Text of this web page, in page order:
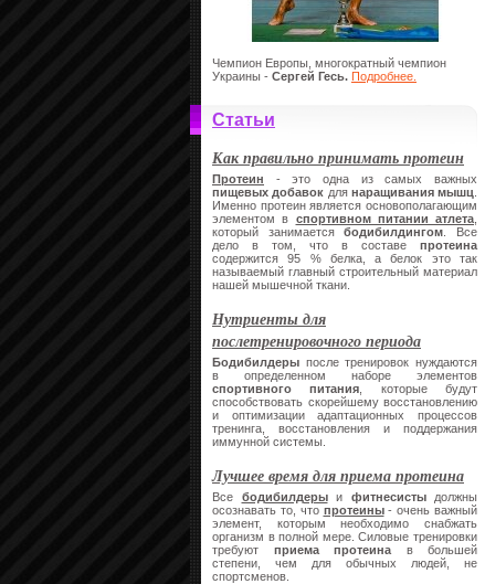
Чемпион Европы, многократный чемпион
Украины - Сергей Гесь. Подробнее.
Статьи
Как правильно принимать протеин
Протеин - это одна из самых важных
пищевых добавок для наращивания мышц
Именно протеин является основополагающим
элементом в спортивном питании атлета
который занимаетсябодибилдингом . Все
дело в том, что в составе протеина
содержится 95 % белка, а белок это так
называемый главный строительный материал
нашей мышечной ткани.
Нутриенты для
послетренировочного периода
Бодибилдеры после тренировок нуждаются
в определенном наборе элементов
спортивного питания , которые будут
способствовать скорейшему восстановлению
и оптимизации адаптационных процессов
тренинга, восстановления и поддержания
иммунной системы.
Лучшее время для приема протеина
Все бодибилдерыи фитнесистыдолжны
осознавать то, что протеины- очень важный
элемент, которым необходимо снабжать
организм в полной мере. Силовые тренировки
требуют приема протеина в большей
степени, чем для обычных людей, не
спортсменов.